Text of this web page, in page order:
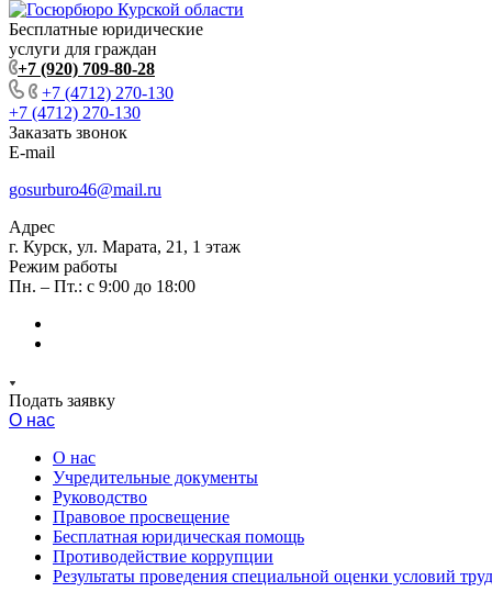
Бесплатные юридические
услуги для граждан
+7 (920) 709-80-28
+7 (4712) 270-130
+7 (4712) 270-130
Заказать звонок
E-mail
gosurburo46@mail.ru
Адрес
г. Курск, ул. Марата, 21, 1 этаж
Режим работы
Пн. – Пт.: с 9:00 до 18:00
Подать заявку
О нас
О нас
Учредительные документы
Руководство
Правовое просвещение
Бесплатная юридическая помощь
Противодействие коррупции
Результаты проведения специальной оценки условий